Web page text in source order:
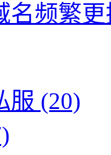
名频繁
服 (20)